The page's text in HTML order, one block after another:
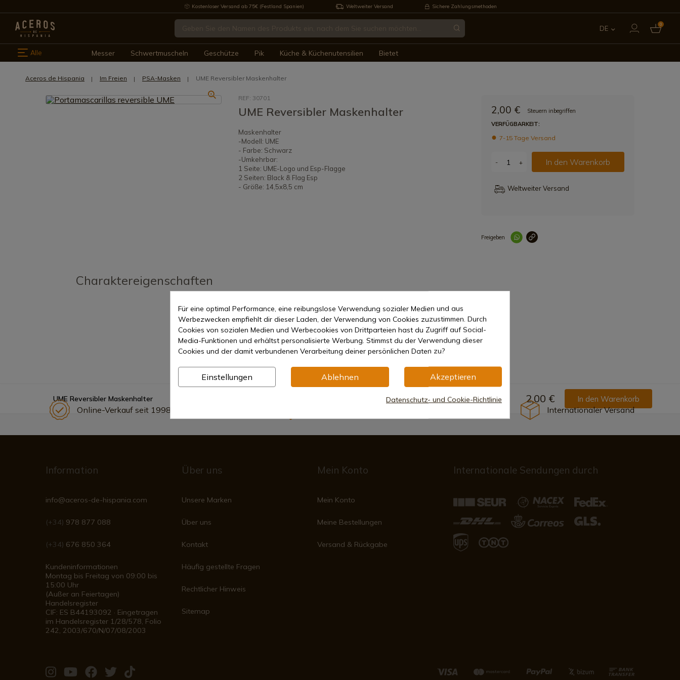
Kostenloser Versand ab 75€ (Festland Spanien) Weltweiter Versand Sichere Zahlungsmethoden
DE 0
Alle Messer Schwertmuscheln Geschütze Pik Küche & Küchenutensilien Bietet
Aceros de Hispania Im Freien PSA-Masken UME Reversibler Maskenhalter
REF: 30701
UME Reversibler Maskenhalter
Maskenhalter
-Modell: UME
- Farbe: Schwarz
-Umkehrbar:
1 Seite: UME-Logo und Esp-Flagge
2 Seiten: Black & Flag Esp
- Größe: 14,5x8,5 cm
2,00 €
Steuern inbegriffen
VERFÜGBARKEIT:
7-15 Tage Versand
- + In den Warenkorb
Weltweiter Versand
Freigeben
Charaktereigenschaften
UME Reversibler Maskenhalter 2,00 € In den Warenkorb
Online-Verkauf seit 1998 Internationaler Versand
Information
info@aceros-de-hispania.com
(+34) 978 877 088
(+34) 676 850 364
Kundeninformationen
Montag bis Freitag von 09:00 bis
15:00 Uhr
(Außer an Feiertagen)
Handelsregister
CIF: ES B44193092 · Eingetragen
im Handelsregister 1/28/578, Folio
242, 2003/670/N/07/08/2003
Über uns
Unsere Marken
Über uns
Kontakt
Häufig gestellte Fragen
Rechtlicher Hinweis
Sitemap
Mein Konto
Mein Konto
Meine Bestellungen
Versand & Rückgabe
Internationale Sendungen durch
Für eine optimal Performance, eine reibungslose Verwendung sozialer Medien und aus
Werbezwecken empfiehlt dir dieser Laden, der Verwendung von Cookies zuzustimmen. Durch
Cookies von sozialen Medien und Werbecookies von Drittparteien hast du Zugriff auf Social-
Media-Funktionen und erhältst personalisierte Werbung. Stimmst du der Verwendung dieser
Cookies und der damit verbundenen Verarbeitung deiner persönlichen Daten zu?
Einstellungen Ablehnen Akzeptieren
Datenschutz- und Cookie-Richtlinie